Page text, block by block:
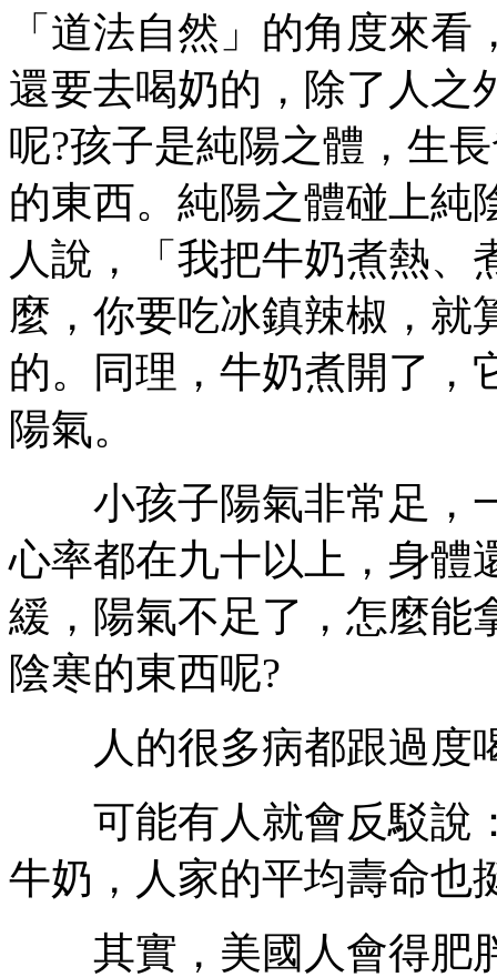
「道法自然」的角度來
還要去喝奶的，除了人之
呢?孩子是純陽之體，生
的東西。純陽之體碰上純
人說，「我把牛奶煮熱、
麼，你要吃冰鎮辣椒，就
的。同理，牛奶煮開了，
陽氣。
小孩子陽氣非常足，
心率都在九十以上，身體
緩，陽氣不足了，怎麼能
陰寒的東西呢?
人的很多病都跟過度
可能有人就會反駁說
牛奶，人家的平均壽命也
其實，美國人會得肥